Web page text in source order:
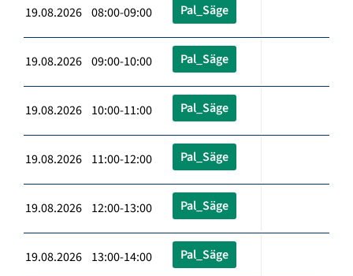
19.08.2026 08:00-09:00 Pal_Säge
19.08.2026 09:00-10:00 Pal_Säge
19.08.2026 10:00-11:00 Pal_Säge
19.08.2026 11:00-12:00 Pal_Säge
19.08.2026 12:00-13:00 Pal_Säge
19.08.2026 13:00-14:00 Pal_Säge